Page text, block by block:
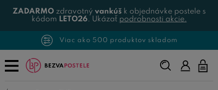
ZADARMOzdravotný vankúšk objednávke postele s
kódom LETO26. Ukázať podrobnosti akcie.
Viac ako 500 produktov skladom
Napíšte,
čo